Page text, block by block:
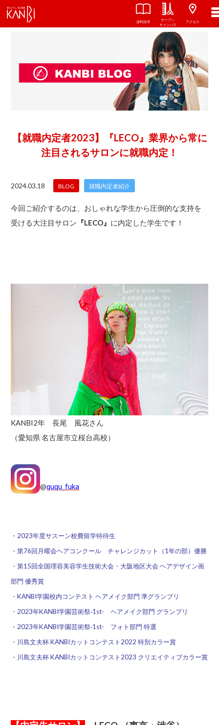
アクセス
オープン
キャンパス
資料請求
【就職内定者2023】『LECO』業界から常に
注目されるサロンに就職内定！
2024.03.18 BLOG 就職内定者紹介
今回ご紹介するのは、おしゃれな学生から圧倒的な支持を
受ける大注目サロン 『LECO』 に内定した学生です！
KANBI2年 長尾 風花さん
（愛知県 名古屋市立桜台高校）
@ququ_fuka
・2023年度サスーン校費留学特待生
・第76回月曜会ヘアコンクール チャレンジカット（1年の部）優勝
・第15回全国理容美容学生技術大会・大阪地区大会 ヘアデザイン画
部門 優秀賞
・KANBI学園校内コンテスト ヘアメイク部門 準グランプリ
・2023年KANBI学園芸術祭‐1st- ヘアメイク部門 グランプリ
・2023年KANBI学園芸術祭‐1st- フォト部門 特選
・川島文夫杯 KANBIカットコンテスト2022 特別カラー賞
・川島文夫杯 KANBIカットコンテスト2023 クリエイティブカラー賞